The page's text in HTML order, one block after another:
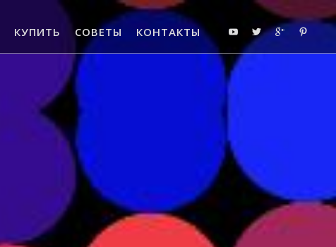
КУПИТЬ СОВЕТЫ КОНТАКТЫ